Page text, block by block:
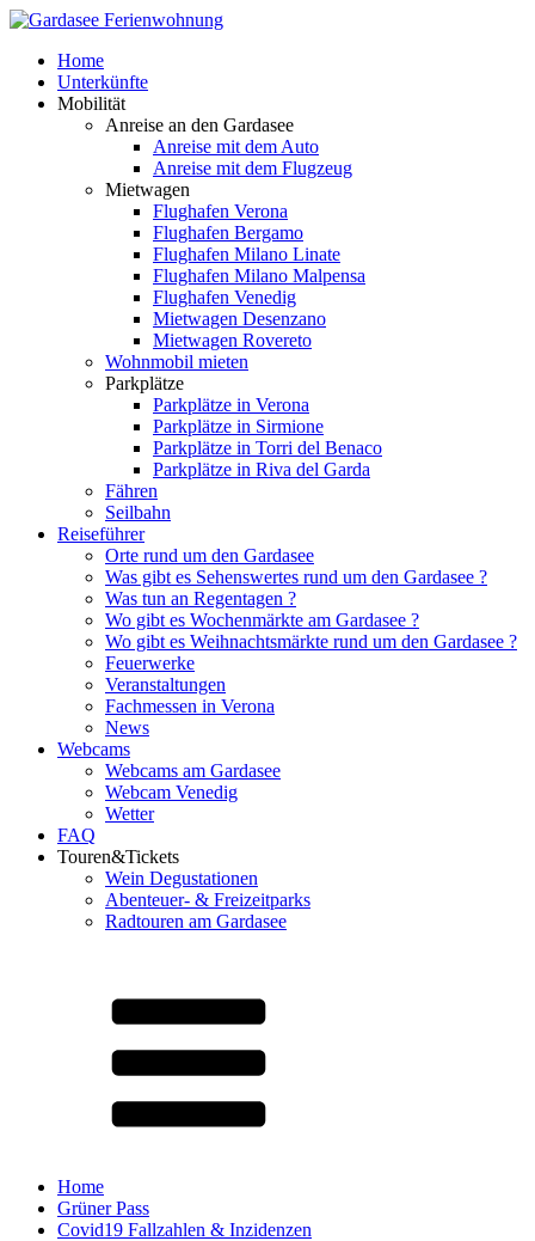
Home
Unterkünfte
Mobilität
Anreise an den Gardasee
Anreise mit dem Auto
Anreise mit dem Flugzeug
Mietwagen
Flughafen Verona
Flughafen Bergamo
Flughafen Milano Linate
Flughafen Milano Malpensa
Flughafen Venedig
Mietwagen Desenzano
Mietwagen Rovereto
Wohnmobil mieten
Parkplätze
Parkplätze in Verona
Parkplätze in Sirmione
Parkplätze in Torri del Benaco
Parkplätze in Riva del Garda
Fähren
Seilbahn
Reiseführer
Orte rund um den Gardasee
Was gibt es Sehenswertes rund um den Gardasee ?
Was tun an Regentagen ?
Wo gibt es Wochenmärkte am Gardasee ?
Wo gibt es Weihnachtsmärkte rund um den Gardasee ?
Feuerwerke
Veranstaltungen
Fachmessen in Verona
News
Webcams
Webcams am Gardasee
Webcam Venedig
Wetter
FAQ
Touren&Tickets
Wein Degustationen
Abenteuer- & Freizeitparks
Radtouren am Gardasee
Home
Grüner Pass
Covid19 Fallzahlen & Inzidenzen